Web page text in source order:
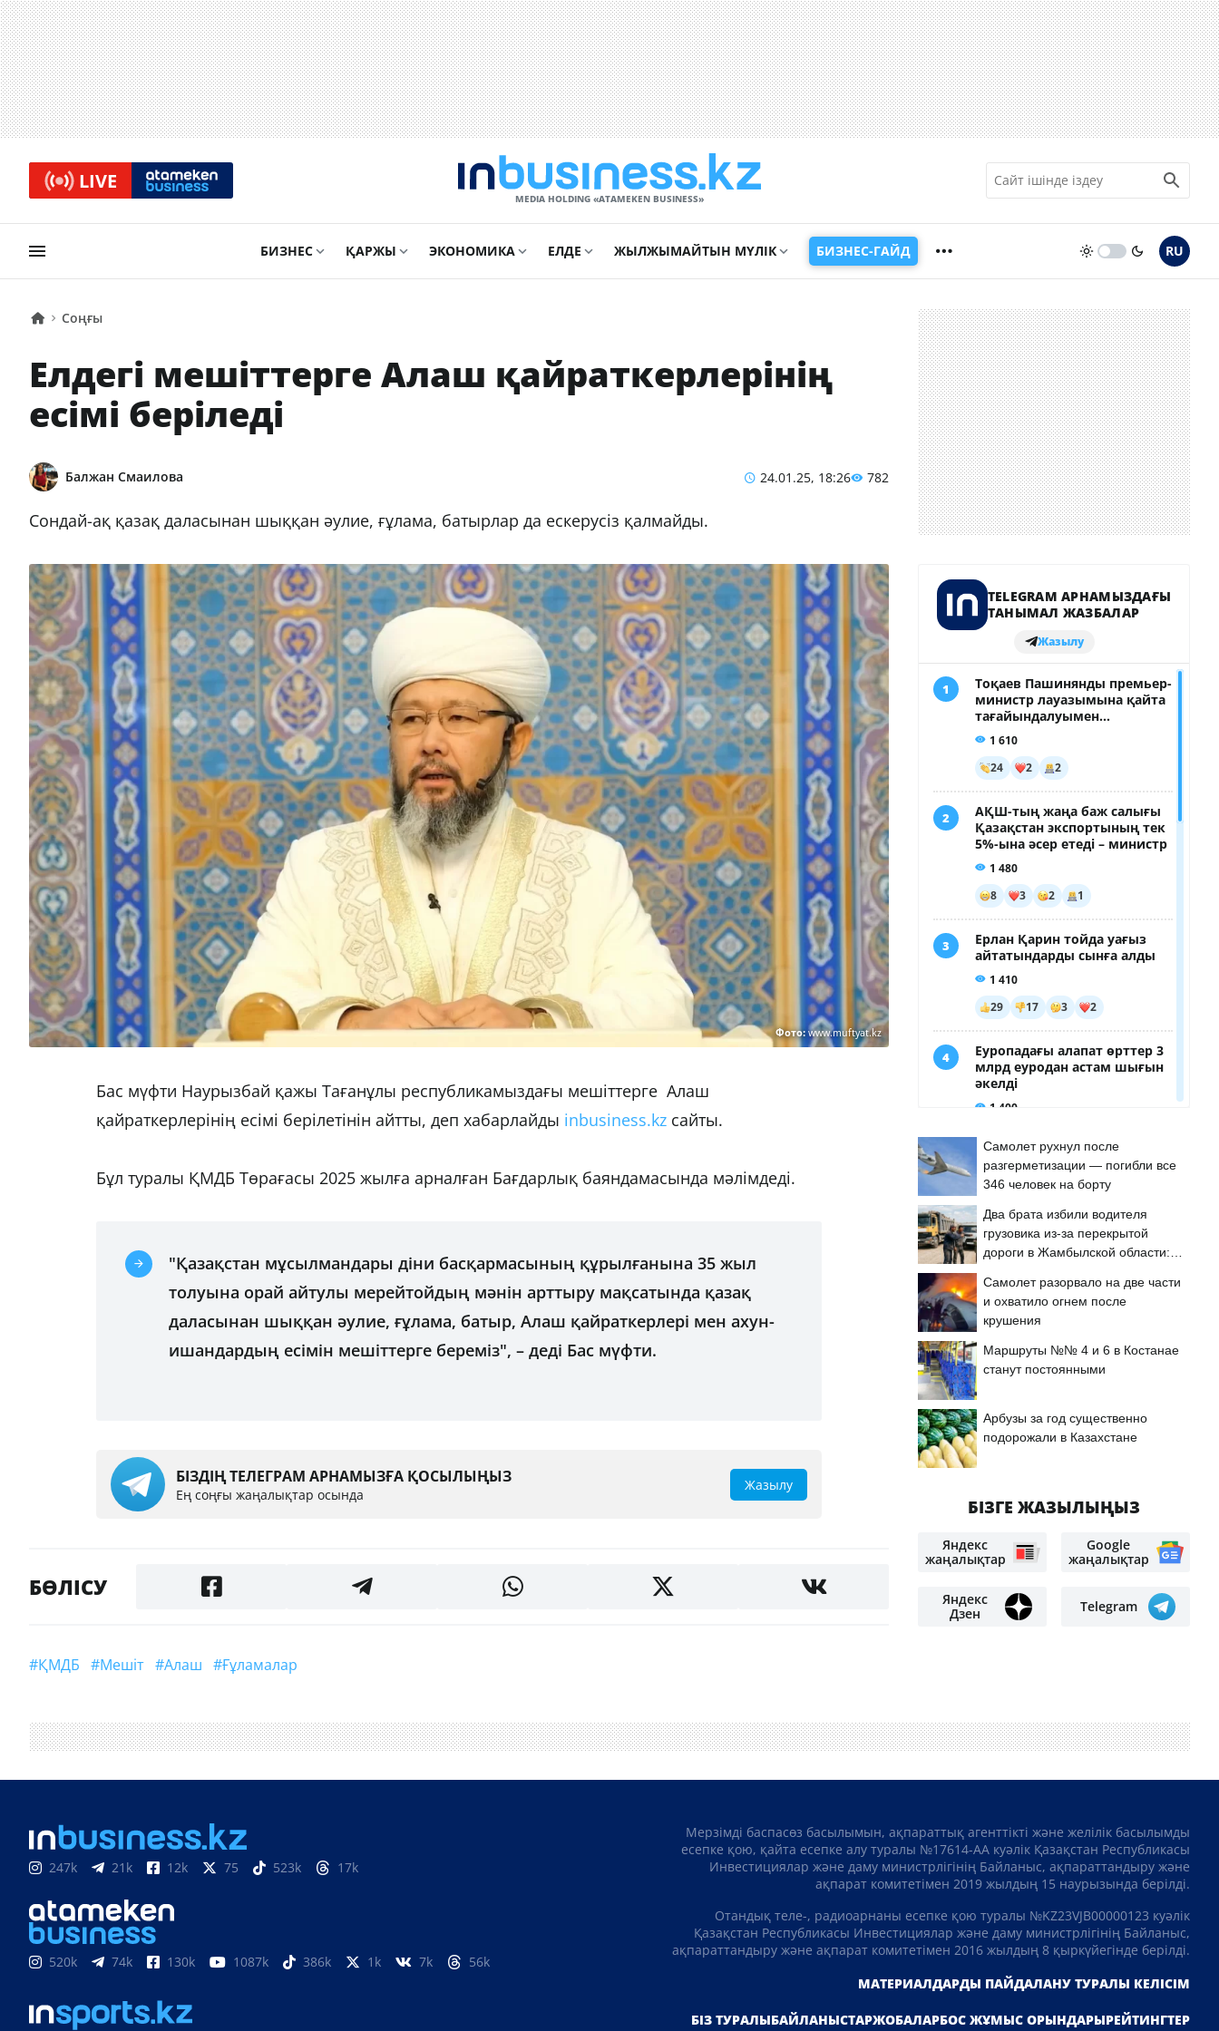
LIVE
MEDIA HOLDING «ATAMEKЕN BUSINESS»
БИЗНЕС ҚАРЖЫ ЭКОНОМИКА ЕЛДЕ ЖЫЛЖЫМАЙТЫН МҮЛІК БИЗНЕС-ГАЙД RU
Соңғы
Елдегі мешіттерге Алаш қайраткерлерінің
есімі беріледі
Балжан Смаилова 24.01.25, 18:26 782
Сондай-ақ қазақ даласынан шыққан әулие, ғұлама, батырлар да ескерусіз қалмайды.
Фото:www.muftyat.kz
Бас мүфти Наурызбай қажы Тағанұлы республикамыздағы мешіттерге Алаш
қайраткерлерінің есімі берілетінін айтты, деп хабарлайды inbusiness.kz сайты.
Бұл туралы ҚМДБ Төрағасы 2025 жылға арналған Бағдарлық баяндамасында мәлімдеді.
"Қазақстан мұсылмандары діни басқармасының құрылғанына 35 жыл
толуына орай айтулы мерейтойдың мәнін арттыру мақсатында қазақ
даласынан шыққан әулие, ғұлама, батыр, Алаш қайраткерлері мен ахун-
ишандардың есімін мешіттерге береміз", – деді Бас мүфти.
БІЗДІҢ ТЕЛЕГРАМ АРНАМЫЗҒА ҚОСЫЛЫҢЫЗ
Ең соңғы жаңалықтар осында
Жазылу
БӨЛІСУ
#ҚМДБ #мешіт #Алаш #ғұламалар
Самолет рухнул после
разгерметизации — погибли все
346 человек на борту
Два брата избили водителя
грузовика из-за перекрытой
дороги в Жамбылской области:
Самолет разорвало на две части
и охватило огнем после
крушения
Маршруты №№ 4 и 6 в Костанае
станут постоянными
Арбузы за год существенно
подорожали в Казахстане
БІЗГЕ ЖАЗЫЛЫҢЫЗ
Яндекс
жаңалықтар
Google
жаңалықтар
Яндекс
Дзен
Telegram
247k 21k 12k 75 523k 17k
520k 74k 130k 1087k 386k 1k 7k 56k
Мерзімді баспасөз басылымын, ақпараттық агенттікті және желілік басылымды
есепке қою, қайта есепке алу туралы №17614-АА куәлік Қазақстан Республикасы
Инвестициялар және даму министрлігінің Байланыс, ақпараттандыру және
ақпарат комитетімен 2019 жылдың 15 наурызында берілді.
Отандық теле-, радиоарнаны есепке қою туралы №KZ23VJB00000123 куәлік
Қазақстан Республикасы Инвестициялар және даму министрлігінің Байланыс,
ақпараттандыру және ақпарат комитетімен 2016 жылдың 8 қыркүйегінде берілді.
МАТЕРИАЛДАРДЫ ПАЙДАЛАНУ ТУРАЛЫ КЕЛІСІМ
БІЗ ТУРАЛЫБАЙЛАНЫСТАРЖОБАЛАРБОС ЖҰМЫС ОРЫНДАРЫРЕЙТИНГТЕР